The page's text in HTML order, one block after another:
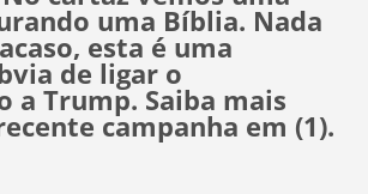
uma Bíblia. Nada
esta é uma
de ligar o
a Trump. Saiba mais
campanha em (1).